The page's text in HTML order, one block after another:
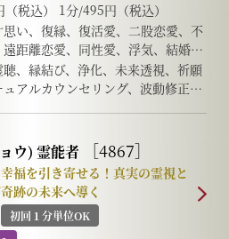
税込） 1分/495円（税込）
い、復縁、復活愛、二股恋愛、不
距離恋愛、同性愛、浮気、結婚、
、家庭/家族問題、親子、育児、
事全般、適職、経営、進路、人間
、縁結び、浄化、未来透視、祈願
アルカウンセリング、波動修正、
ウ) 霊能者 ［4867］
福を引き寄せる！真実の霊視と
跡の未来へ導く
初回１分単位OK